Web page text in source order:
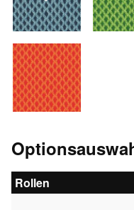
7267 hellblau
7275 orange
Rollen